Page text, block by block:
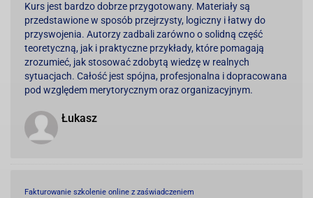
Kurs jest bardzo dobrze przygotowany. Materiały są
przedstawione w sposób przejrzysty, logiczny i łatwy do
przyswojenia. Autorzy zadbali zarówno o solidną część
teoretyczną, jak i praktyczne przykłady, które pomagają
zrozumieć, jak stosować zdobytą wiedzę w realnych
sytuacjach. Całość jest spójna, profesjonalna i dopracowana
pod względem merytorycznym oraz organizacyjnym.
Łukasz
Fakturowanie szkolenie online z zaświadczeniem